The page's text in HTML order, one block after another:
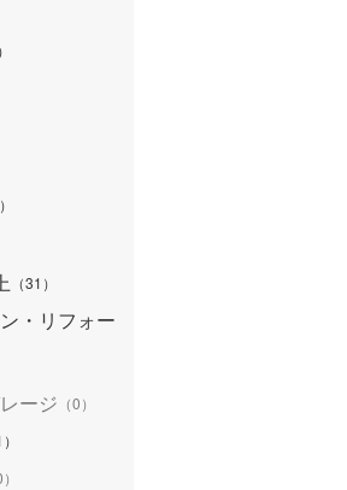
）
）
（31 ）
・リフォー
ージ （0）
）
）